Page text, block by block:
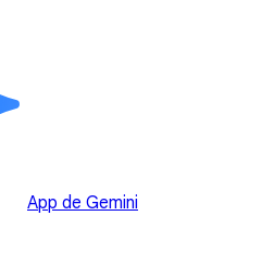
App de Gemini